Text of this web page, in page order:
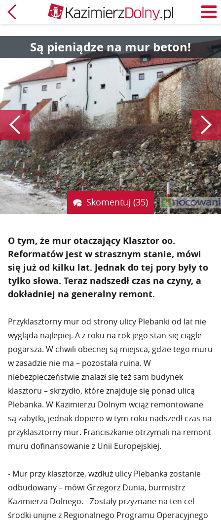
Powrót
Są pieniądze na mur beton!
Poprzedni
Skomentuj (35)
O tym, że mur otaczający Klasztor oo.
Reformatów jest w strasznym stanie, mówi
się już od kilku lat. Jednak do tej pory były to
tylko słowa. Teraz nadszedł czas na czyny, a
dokładniej na generalny remont.
Przyklasztorny mur od strony ulicy Plebanki od lat nie
wygląda najlepiej. A z roku na rok jego stan się ciągle
pogarsza. W chwili obecnej są miejsca, gdzie tego muru
w zasadzie nie ma – pozostała ruina. W
niebezpieczeństwie znalazł się też sam budynek
klasztoru – skrzydło, które znajduje się ponad ulicą
Plebanka. W Kazimierzu Dolnym wciąż remontowane
są zabytki, jednak dopiero w tym roku nadszedł czas na
przyklasztorny mur. Franciszkanie otrzymali na remont
muru dofinansowanie z Unii Europejskiej.
- Mur przy klasztorze, wzdłuż ulicy Plebanka zostanie
odbudowany – mówi Grzegorz Dunia, burmistrz
Kazimierza Dolnego. - Zostały przyznane na ten cel
środki unijne z Regionalnego Programu Operacyjnego